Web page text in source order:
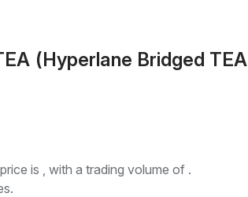
(Hyperlane Bridged TEA
is , with a trading volume of .